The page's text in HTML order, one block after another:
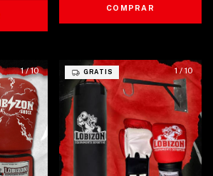
COMPRAR
1/10 1/ 10
GRATIS